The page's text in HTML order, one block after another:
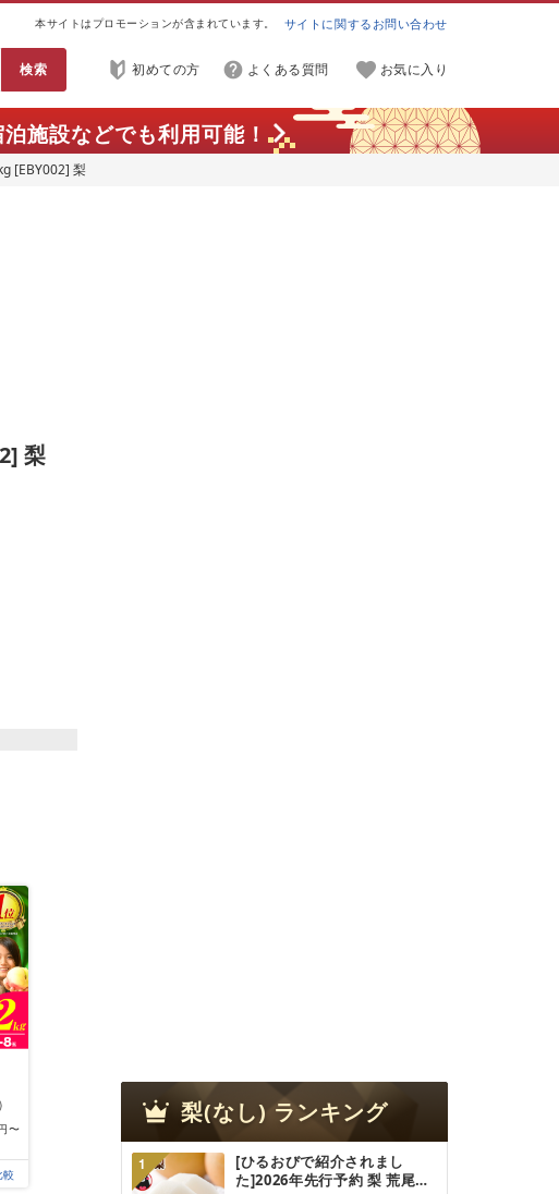
本サイトはプロモーションが含まれています。 サイトに関するお問い合わせ
初めての方 よくある質問 お気に入り
施設などでも利用可能！
[EBY002] 梨
梨
)
〜
較
梨(なし) ランキング
1
[ひるおびで紹介されまし
た]2026年先行予約 梨 荒尾梨